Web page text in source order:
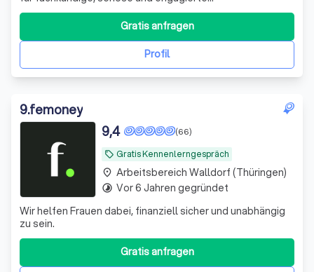
Vermittlungsarbeit. Wir führen Verkäufer und Käufer,
Vermieter und Mieter zusammen - zum Wohle aller
Beteiligten. Hinter dem Gründer, Stanley Hess, steht ein
Team aus erfahrenen und qualifizierten Immobiliene
Profil
Gratis anfragen
9.femoney
local_offer Gratis Kennenlerngespräch
(66)
9,4
Wir helfen Frauen dabei, finanziell sicher und unabhängig
zu sein.
Gratis anfragen
place Arbeitsbereich Walldorf (Thüringen)
timelapse Vor 6 Jahren gegründet